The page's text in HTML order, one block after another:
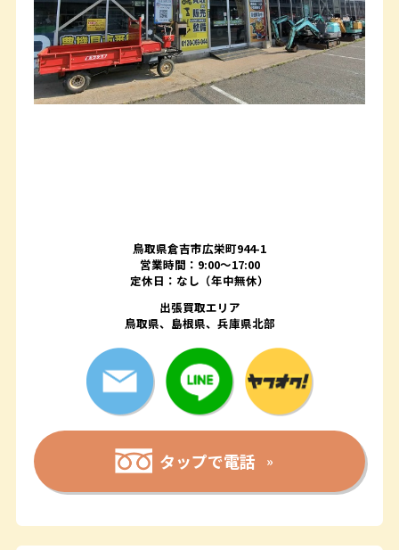
鳥取県倉吉市広栄町944-1
営業時間：9:00～17:00
定休日：なし（年中無休）
出張買取エリア
鳥取県、島根県、兵庫県北部
タップで電話